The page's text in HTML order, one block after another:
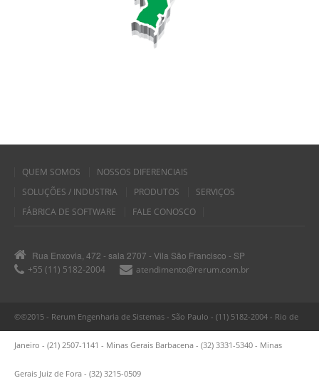
QUEM SOMOS
NOSSOS DIFERENCIAIS
SOLUÇÕES / INDUSTRIA
PRODUTOS
SERVIÇOS
FÁBRICA DE SOFTWARE
FALE CONOSCO
Rua Enxovia, 472 - sala 2707 - Vila São Francisco - SP
+55 (11) 5182-2004
atendimento@rerum.com.br
©©2015 - Rerum Engenharia de Sistemas - São Paulo - (11) 5182-2004 - Rio de
Janeiro - (21) 2507-1141 - Minas Gerais Barbacena - (32) 3331-5340 - Minas
Gerais Juiz de Fora - (32) 3215-0509